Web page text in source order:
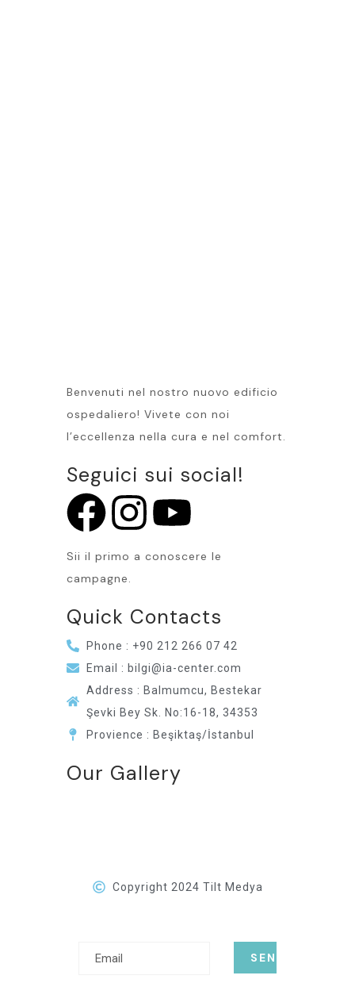
Benvenuti nel nostro nuovo edificio
ospedaliero! Vivete con noi
l’eccellenza nella cura e nel comfort.
Seguici sui social!
Sii il primo a conoscere le
campagne.
Quick Contacts
Phone : +90 212 266 07 42
Email : bilgi@ia-center.com
Address : Balmumcu, Bestekar
Şevki Bey Sk. No:16-18, 34353
Provience : Beşiktaş/İstanbul
Our Gallery
Copyright 2024 Tilt Medya